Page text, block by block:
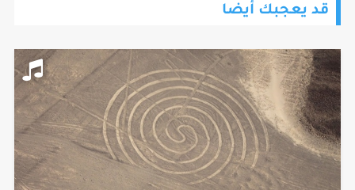
قد يعجبك أيضا